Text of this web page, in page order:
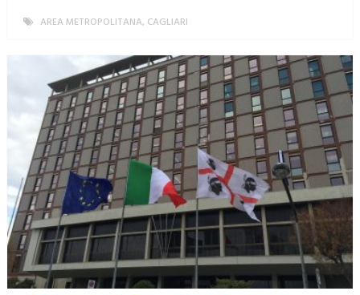
AREA METROPOLITANA, CAGLIARI